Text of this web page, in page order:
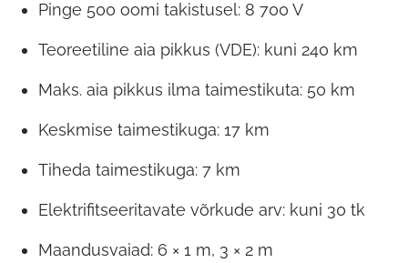
Pinge 500 oomi takistusel: 8 700 V
Teoreetiline aia pikkus (VDE): kuni 240 km
Maks. aia pikkus ilma taimestikuta: 50 km
Keskmise taimestikuga: 17 km
Tiheda taimestikuga: 7 km
Elektrifitseeritavate võrkude arv: kuni 30 tk
Maandusvaiad: 6 × 1 m, 3 × 2 m